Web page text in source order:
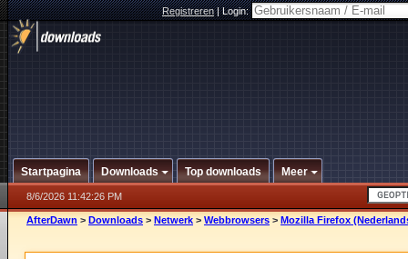
Registreren|Login:
Startpagina Downloads Top downloads Meer
8/6/2026 11:42:26 PM
AfterDawn > Downloads > Netwerk > Webbrowsers > Mozilla Firefox